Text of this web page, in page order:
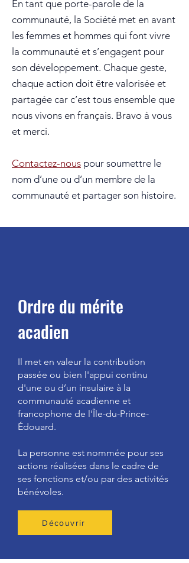
En tant que porte-parole de la
communauté, la Société met en avant
les femmes et hommes qui font vivre
la communauté et s’engagent pour
son développement. Chaque geste,
chaque action doit être valorisée et
partagée car c’est tous ensemble que
nous vivons en français. Bravo à vous
et merci.
Contactez-nous pour soumettre le
nom d’une ou d’un membre de la
communauté et partager son histoire.
Ordre du mérite
acadien
Il met en valeur la contribution
passée ou bien l'appui continu
d'une ou d’un insulaire à la
communauté acadienne et
francophone de l'Île-du-Prince-
Édouard.
La personne est nommée pour ses
actions réalisées dans le cadre de
ses fonctions et/ou par des activités
bénévoles.
Découvrir